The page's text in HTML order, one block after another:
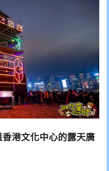
港文化中心的露天廣